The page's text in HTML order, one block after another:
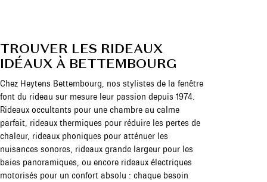
TROUVER LES RIDEAUX
IDÉAUX À BETTEMBOURG
Chez Heytens Bettembourg, nos stylistes de la fenêtre
font du rideau sur mesure leur passion depuis 1974.
Rideaux occultants pour une chambre au calme
parfait, rideaux thermiques pour réduire les pertes de
chaleur, rideaux phoniques pour atténuer les
nuisances sonores, rideaux grande largeur pour les
baies panoramiques, ou encore rideaux électriques
motorisés pour un confort absolu : chaque besoin